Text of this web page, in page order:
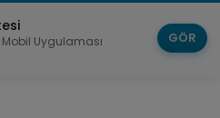
Uygulaması
GÖR